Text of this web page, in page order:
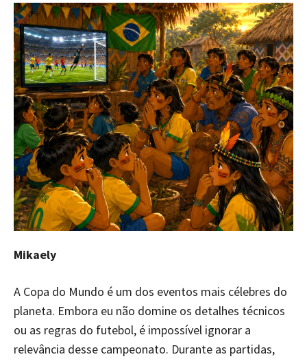
Mikaely
A Copa do Mundo é um dos eventos mais célebres do
planeta. Embora eu não domine os detalhes técnicos
ou as regras do futebol, é impossível ignorar a
relevância desse campeonato. Durante as partidas,